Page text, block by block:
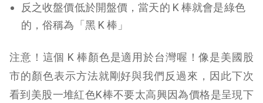
反之收盤價低於開盤價，當天的 K 棒就會是綠色
的，俗稱為「黑 K 棒」
注意！這個 K 棒顏色是適用於台灣喔！像是美國股
市的顏色表示方法就剛好與我們反過來，因此下次
看到美股一堆紅色K棒不要太高興因為價格是呈現下